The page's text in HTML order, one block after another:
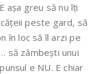
așa greu să nu îți
peste gard, să
în loc să îl arzi pe
să zâmbești unui
e NU. E chiar